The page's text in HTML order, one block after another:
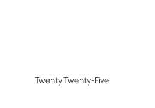
Twenty Twenty-Five